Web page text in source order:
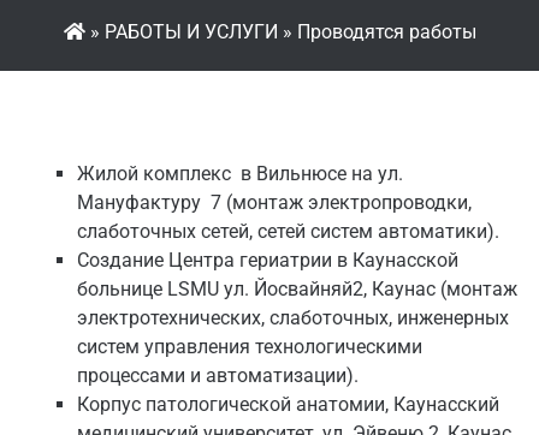
» РАБОТЫ И УСЛУГИ » Проводятся работы
Жилой комплекс в Вильнюсе на ул.
Мануфактуру 7 (монтаж электропроводки,
слаботочныx сетей, сетей систем автоматики).
Создание Центра гериатрии в Каунасской
больнице LSMU ул. Йосвайняй2, Каунас (монтаж
электротехнических, слаботочных, инженерных
систем управления технологическими
процессами и автоматизации).
Корпус патологической анатомии, Каунасский